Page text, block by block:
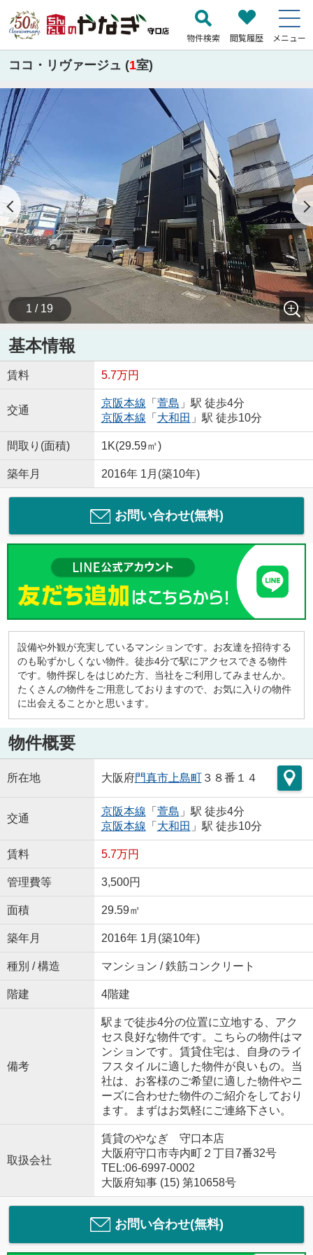
物件検索 閲覧履歴 メニュー
ココ・リヴァージュ (1室)
1 / 19
基本情報
賃料 5.7万円
交通
京阪本線 「 萱島 」駅 徒歩4分
京阪本線 「 大和田 」駅 徒歩10分
間取り(面積) 1K(29.59㎡)
築年月 2016年 1月(築10年)
お問い合わせ(無料)
設備や外観が充実しているマンションです。お友達を招待する
のも恥ずかしくない物件。徒歩4分で駅にアクセスできる物件
です。物件探しをはじめた方、当社をご利用してみませんか。
たくさんの物件をご用意しておりますので、お気に入りの物件
に出会えることかと思います。
物件概要
所在地 大阪府門真市上島町３８番１４
交通
京阪本線 「 萱島 」駅 徒歩4分
京阪本線 「 大和田 」駅 徒歩10分
賃料 5.7万円
管理費等 3,500円
面積 29.59㎡
築年月 2016年 1月(築10年)
種別 / 構造 マンション / 鉄筋コンクリート
階建 4階建
備考
駅まで徒歩4分の位置に立地する、アク
セス良好な物件です。こちらの物件はマ
ンションです。賃貸住宅は、自身のライ
フスタイルに適した物件が良いもの。当
社は、お客様のご希望に適した物件やニ
ーズに合わせた物件のご紹介をしており
ます。まずはお気軽にご連絡下さい。
取扱会社
賃貸のやなぎ 守口本店
大阪府守口市寺内町２丁目7番32号
TEL:06-6997-0002
大阪府知事 (15) 第10658号
お問い合わせ(無料)